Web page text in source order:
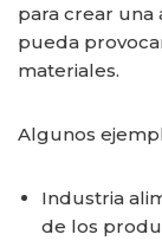
para crear
pueda
materiales.
Algunos
Industria
de los